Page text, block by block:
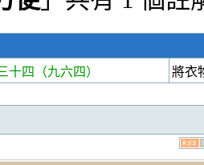
十四
（九六四） 將衣